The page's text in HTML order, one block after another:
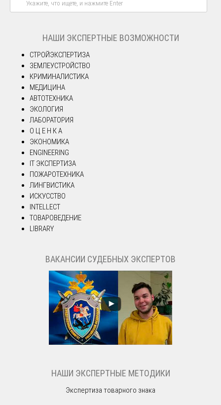
НАШИ ЭКСПЕРТНЫЕ ВОЗМОЖНОСТИ
СТРОЙЭКСПЕРТИЗА
ЗЕМЛЕУСТРОЙСТВО
КРИМИНАЛИСТИКА
МЕДИЦИНА
АВТОТЕХНИКА
ЭКОЛОГИЯ
ЛАБОРАТОРИЯ
О Ц Е Н К А
ЭКОНОМИКА
ENGINEERING
IT ЭКСПЕРТИЗА
ПОЖАРОТЕХНИКА
ЛИНГВИСТИКА
ИСКУССТВО
INTELLECT
ТОВАРОВЕДЕНИЕ
LIBRARY
ВАКАНСИИ СУДЕБНЫХ ЭКСПЕРТОВ
НАШИ ЭКСПЕРТНЫЕ МЕТОДИКИ
Экспертиза товарного знака